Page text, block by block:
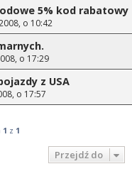
5% kod rabatowy
o 10:42
o 17:29
z USA
o 17:57
1 z 1
Przejdź do